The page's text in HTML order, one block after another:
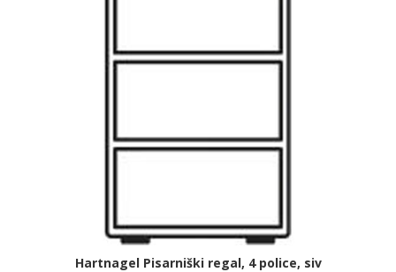
Hartnagel Pisarniški regal, 4 police, siv